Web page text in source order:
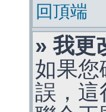
回頂端
» 我更
如果您
誤，這